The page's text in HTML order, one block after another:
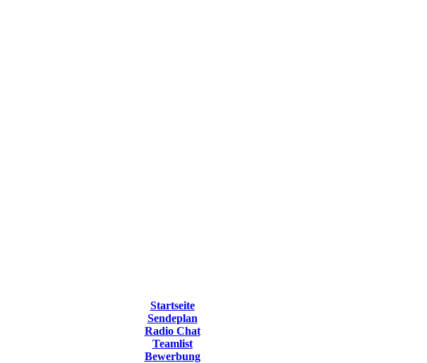
Startseite
Sendeplan
Radio Chat
Teamlist
Bewerbung